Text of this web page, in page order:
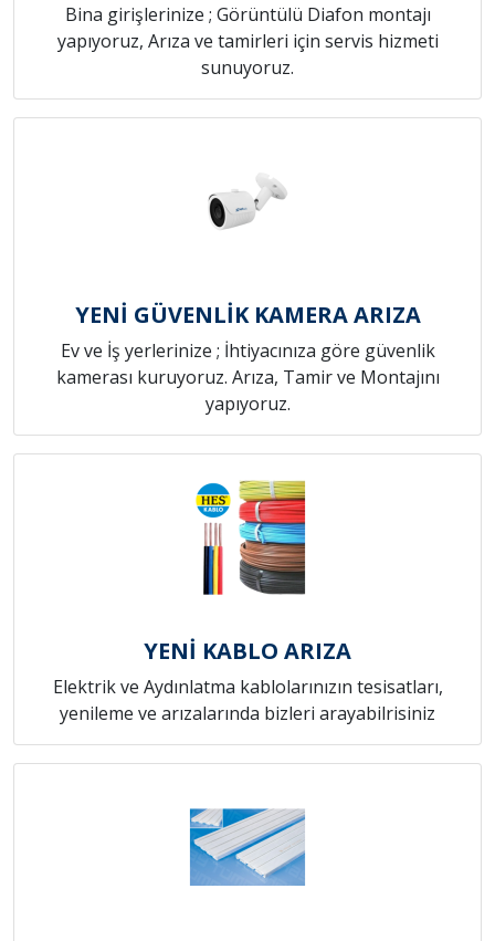
Bina girişlerinize ; Görüntülü Diafon montajı
yapıyoruz, Arıza ve tamirleri için servis hizmeti
sunuyoruz.
YENİ GÜVENLİK KAMERA ARIZA
Ev ve İş yerlerinize ; İhtiyacınıza göre güvenlik
kamerası kuruyoruz. Arıza, Tamir ve Montajını
yapıyoruz.
YENİ KABLO ARIZA
Elektrik ve Aydınlatma kablolarınızın tesisatları,
yenileme ve arızalarında bizleri arayabilrisiniz